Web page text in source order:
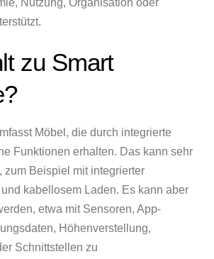
Nutzung, Organisation oder
zu Smart
Möbel, die durch integrierte
Funktionen erhalten. Das kann sehr
zum Beispiel mit integrierter
kabellosem Laden. Es kann aber
etwa mit Sensoren, App-
Höhenverstellung,
Schnittstellen zu